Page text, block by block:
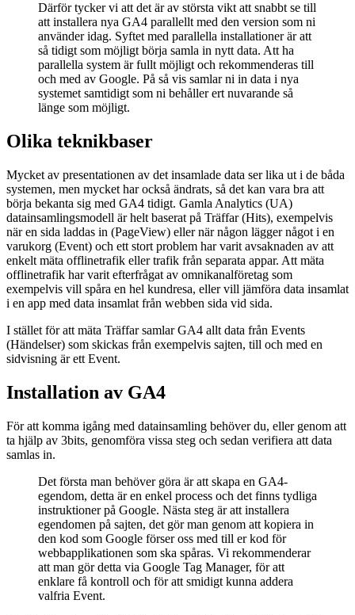
Därför tycker vi att det är av största vikt att snabbt se till
att installera nya GA4 parallellt med den version som ni
använder idag. Syftet med parallella installationer är att
så tidigt som möjligt börja samla in nytt data. Att ha
parallella system är fullt möjligt och rekommenderas till
och med av Google. På så vis samlar ni in data i nya
systemet samtidigt som ni behåller ert nuvarande så
länge som möjligt.
Olika teknikbaser
Mycket av presentationen av det insamlade data ser lika ut i de båda
systemen, men mycket har också ändrats, så det kan vara bra att
börja bekanta sig med GA4 tidigt. Gamla Analytics (UA)
datainsamlingsmodell är helt baserat på Träffar (Hits), exempelvis
när en sida laddas in (PageView) eller när någon lägger något i en
varukorg (Event) och ett stort problem har varit avsaknaden av att
enkelt mäta offlinetrafik eller trafik från separata appar. Att mäta
offlinetrafik har varit efterfrågat av omnikanalföretag som
exempelvis vill spåra en hel kundresa, eller vill jämföra data insamlat
i en app med data insamlat från webben sida vid sida.
I stället för att mäta Träffar samlar GA4 allt data från Events
(Händelser) som skickas från exempelvis sajten, till och med en
sidvisning är ett Event.
Installation av GA4
För att komma igång med datainsamling behöver du, eller genom att
ta hjälp av 3bits, genomföra vissa steg och sedan verifiera att data
samlas in.
Det första man behöver göra är att skapa en GA4-
egendom, detta är en enkel process och det finns tydliga
instruktioner på Google. Nästa steg är att installera
egendomen på sajten, det gör man genom att kopiera in
den kod som Google förser oss med till er kod för
webbapplikationen som ska spåras. Vi rekommenderar
att man gör detta via Google Tag Manager, för att
enklare få kontroll och för att smidigt kunna addera
valfria Event.